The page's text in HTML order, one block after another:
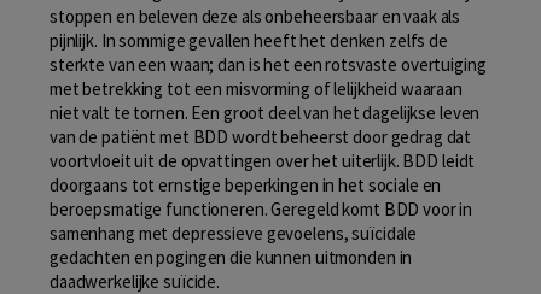
stoppen en beleven deze als onbeheersbaar en vaak als
pijnlijk. In sommige gevallen heeft het denken zelfs de
sterkte van een waan; dan is het een rotsvaste overtuiging
met betrekking tot een misvorming of lelijkheid waaraan
niet valt te tornen. Een groot deel van het dagelijkse leven
van de patiënt met BDD wordt beheerst door gedrag dat
voortvloeit uit de opvattingen over het uiterlijk. BDD leidt
doorgaans tot ernstige beperkingen in het sociale en
beroepsmatige functioneren. Geregeld komt BDD voor in
samenhang met depressieve gevoelens, suïcidale
gedachten en pogingen die kunnen uitmonden in
daadwerkelijke suïcide.